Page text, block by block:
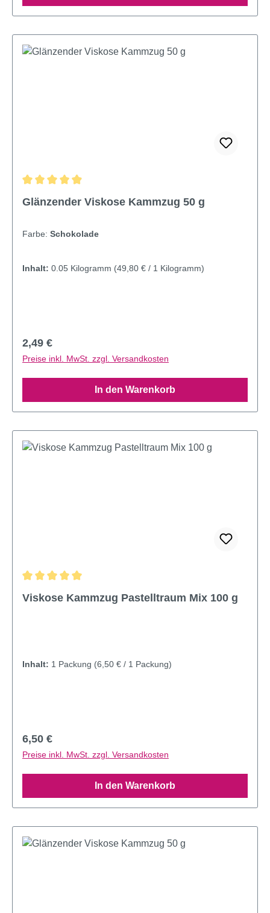
Glänzender Viskose Kammzug 50 g
Farbe: Schokolade
Inhalt: 0.05 Kilogramm (49,80 € / 1 Kilogramm)
Regulärer Preis:
2,49 €
Preise inkl. MwSt. zzgl. Versandkosten
In den Warenkorb
Viskose Kammzug Pastelltraum Mix 100 g
Inhalt: 1 Packung (6,50 € / 1 Packung)
Regulärer Preis:
6,50 €
Preise inkl. MwSt. zzgl. Versandkosten
In den Warenkorb